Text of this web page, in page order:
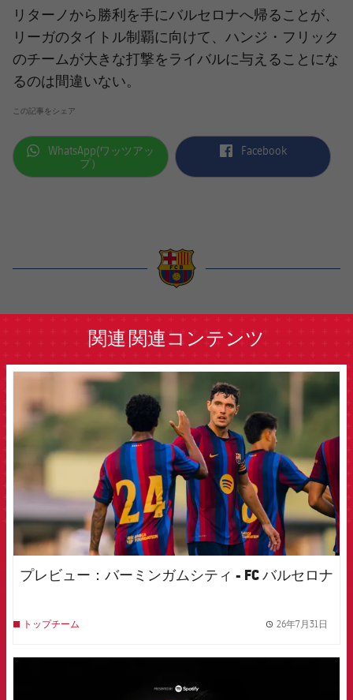
リターノ から勝利を手にバルセロナへ帰ることが、
リーガのタイトル制覇に向けて、ハンジ・フリック
のチームが大きな打撃をライバルに与えることにな
るのは間違いない。
この記事をシェア
label.aria.whatsapp
WhatsApp(ワッツアッ
プ）
label.aria.facebook
Facebook
関連 関連コンテンツ
FCB Barcelona badge
プレビュー：バーミンガムシティ - FC バルセロナ
トップチーム 26年7月31日